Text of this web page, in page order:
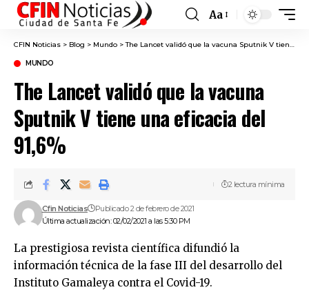
Font
Resizer
Aa
CFIN Noticias > Blog > Mundo >The Lancet validó que la vacuna Sputnik V tiene una eficacia del 91,6%
MUNDO
The Lancet validó que la vacuna
Sputnik V tiene una eficacia del
91,6%
Última actualización: 02/02/2021 a las 5:30 PM
Cfin Noticias Publicado 2 de febrero de 2021
2 lectura mínima
La prestigiosa revista científica difundió la
información técnica de la fase III del desarrollo del
Instituto Gamaleya contra el Covid-19.